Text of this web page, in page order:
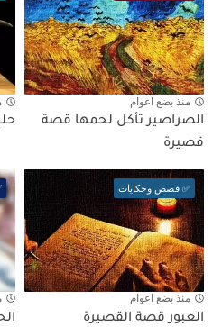
منذ بضع اعوام
الصراصير تأكل لحمها قصة
قصيرة
✅ قصص وحكايات
منذ بضع اعوام
العبور قصة القصيرة